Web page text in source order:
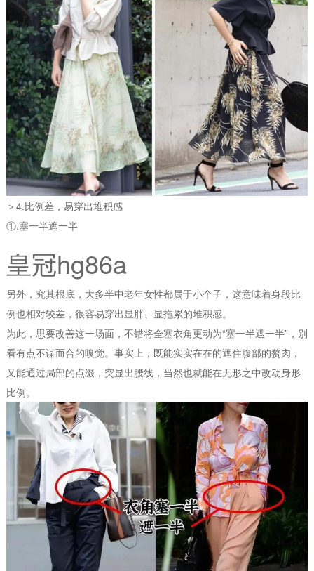
＞4.比例差，易穿出堆积感
①.塞一半遮一半
皇冠hg86a
另外，究其根底，大多半中老年女性都属于小个子，这意味着身段比
例也相对较差，很容易穿出显胖、显拖累的堆积感。
为此，思要改善这一场面，不错将全塞衣角更动为“塞一半遮一半”，别
看有点不谋而合的嗅觉。事实上，既能实实在在的遮住腹部的赘肉，
又能通过局部的点缀，突显出腰线，当然也就能在无形之中改动身形
比例。